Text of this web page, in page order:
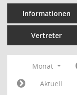
Informationen
Vertreter
Monat
Aktuell